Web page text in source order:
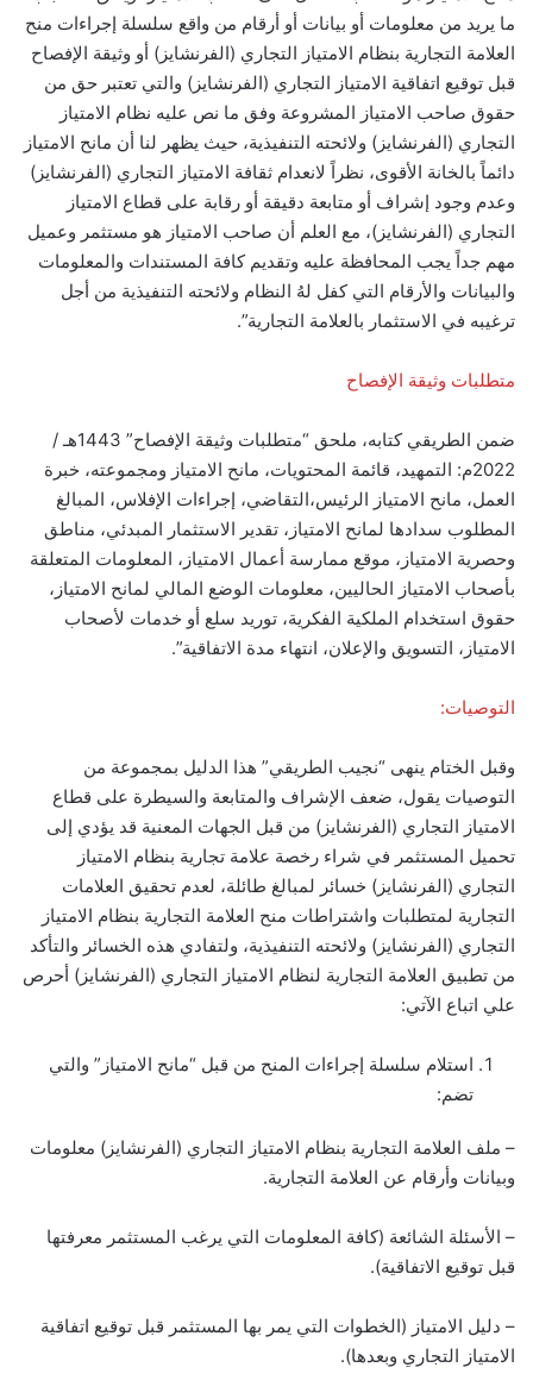
ما يريد من معلومات أو بيانات أو أرقام من واقع سلسلة إجراءات منح
العلامة التجارية بنظام الامتياز التجاري (الفرنشايز) أو وثيقة الإفصاح
قبل توقيع اتفاقية الامتياز التجاري (الفرنشايز) والتي تعتبر حق من
حقوق صاحب الامتياز المشروعة وفق ما نص عليه نظام الامتياز
التجاري (الفرنشايز) ولائحته التنفيذية، حيث يظهر لنا أن مانح الامتياز
دائماً بالخانة الأقوى، نظراً لانعدام ثقافة الامتياز التجاري (الفرنشايز)
وعدم وجود إشراف أو متابعة دقيقة أو رقابة على قطاع الامتياز
التجاري (الفرنشايز)، مع العلم أن صاحب الامتياز هو مستثمر وعميل
مهم جداً يجب المحافظة عليه وتقديم كافة المستندات والمعلومات
والبيانات والأرقام التي كفل لهُ النظام ولائحته التنفيذية من أجل
ترغيبه في الاستثمار بالعلامة التجارية”.
متطلبات وثيقة الإفصاح
ضمن الطريقي كتابه، ملحق “متطلبات وثيقة الإفصاح” 1443هـ /
2022م: التمهيد، قائمة المحتويات، مانح الامتياز ومجموعته، خبرة
العمل، مانح الامتياز الرئيس،التقاضي، إجراءات الإفلاس، المبالغ
المطلوب سدادها لمانح الامتياز، تقدير الاستثمار المبدئي، مناطق
وحصرية الامتياز، موقع ممارسة أعمال الامتياز، المعلومات المتعلقة
بأصحاب الامتياز الحاليين، معلومات الوضع المالي لمانح الامتياز،
حقوق استخدام الملكية الفكرية، توريد سلع أو خدمات لأصحاب
الامتياز، التسويق والإعلان، انتهاء مدة الاتفاقية”.
التوصيات:
وقبل الختام ينهى “نجيب الطريقي” هذا الدليل بمجموعة من
التوصيات يقول، ضعف الإشراف والمتابعة والسيطرة على قطاع
الامتياز التجاري (الفرنشايز) من قبل الجهات المعنية قد يؤدي إلى
تحميل المستثمر في شراء رخصة علامة تجارية بنظام الامتياز
التجاري (الفرنشايز) خسائر لمبالغ طائلة، لعدم تحقيق العلامات
التجارية لمتطلبات واشتراطات منح العلامة التجارية بنظام الامتياز
التجاري (الفرنشايز) ولائحته التنفيذية، ولتفادي هذه الخسائر والتأكد
من تطبيق العلامة التجارية لنظام الامتياز التجاري (الفرنشايز) أحرص
علي اتباع الآتي:
استلام سلسلة إجراءات المنح من قبل “مانح الامتياز” والتي
تضم:
– ملف العلامة التجارية بنظام الامتياز التجاري (الفرنشايز) معلومات
وبيانات وأرقام عن العلامة التجارية.
– الأسئلة الشائعة (كافة المعلومات التي يرغب المستثمر معرفتها
قبل توقيع الاتفاقية).
– دليل الامتياز (الخطوات التي يمر بها المستثمر قبل توقيع اتفاقية
الامتياز التجاري وبعدها).